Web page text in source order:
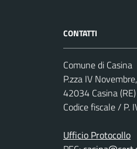
CONTATTI
Comune di Casina
P.zza IV
42034 Casina (RE)
Codice fiscale /
Ufficio Protocollo